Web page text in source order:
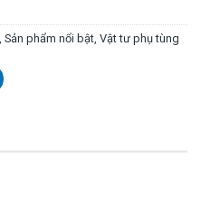
Sản phẩm nổi bật Vật tư phụ tùng